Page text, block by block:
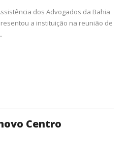
dos Advogados da Bahia
a instituição na reunião de
Centro